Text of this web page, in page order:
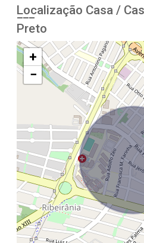
Localização Casa /
Preto
+
−